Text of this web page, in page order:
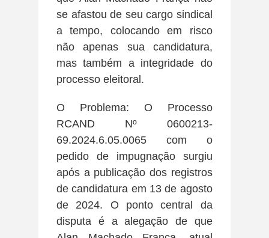
se afastou de seu cargo sindical
a tempo, colocando em risco
não apenas sua candidatura,
mas também a integridade do
processo eleitoral.
O Problema: O Processo
RCAND Nº 0600213-
69.2024.6.05.0065 com o
pedido de impugnação surgiu
após a publicação dos registros
de candidatura em 13 de agosto
de 2024. O ponto central da
disputa é a alegação de que